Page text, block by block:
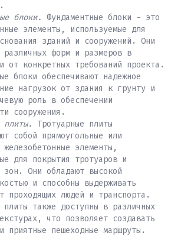
блоки. Фундаментные блоки - это
элементы, используемые для
зданий и сооружений. Они
различных форм и размеров в
от конкретных требований проекта.
блоки обеспечивают надежное
нагрузок от здания к грунту и
роль в обеспечении
сооружения.
плиты. Тротуарные плиты
собой прямоугольные или
железобетонные элементы,
для покрытия тротуаров и
зон. Они обладают высокой
и способны выдерживать
проходящих людей и транспорта.
плиты также доступны в различных
что позволяет создавать
приятные пешеходные маршруты.